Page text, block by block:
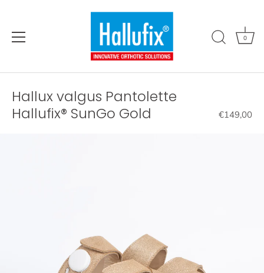
Inhalt
0
Hallux valgus Pantolette
Hallufix® SunGo Gold
€149,00